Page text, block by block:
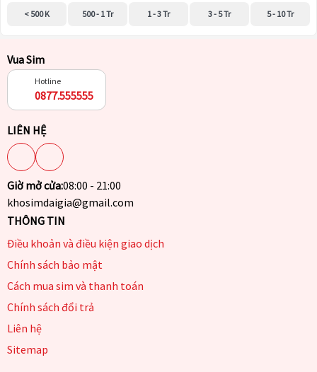
< 500 K 500 - 1 Tr 1 - 3 Tr 3 - 5 Tr 5 - 10 Tr
Vua Sim
Hotline
0877.555555
LIÊN HỆ
Giờ mở cửa:08:00 - 21:00
khosimdaigia@gmail.com
THÔNG TIN
Điều khoản và điều kiện giao dịch
Chính sách bảo mật
Cách mua sim và thanh toán
Chính sách đổi trả
Liên hệ
Sitemap